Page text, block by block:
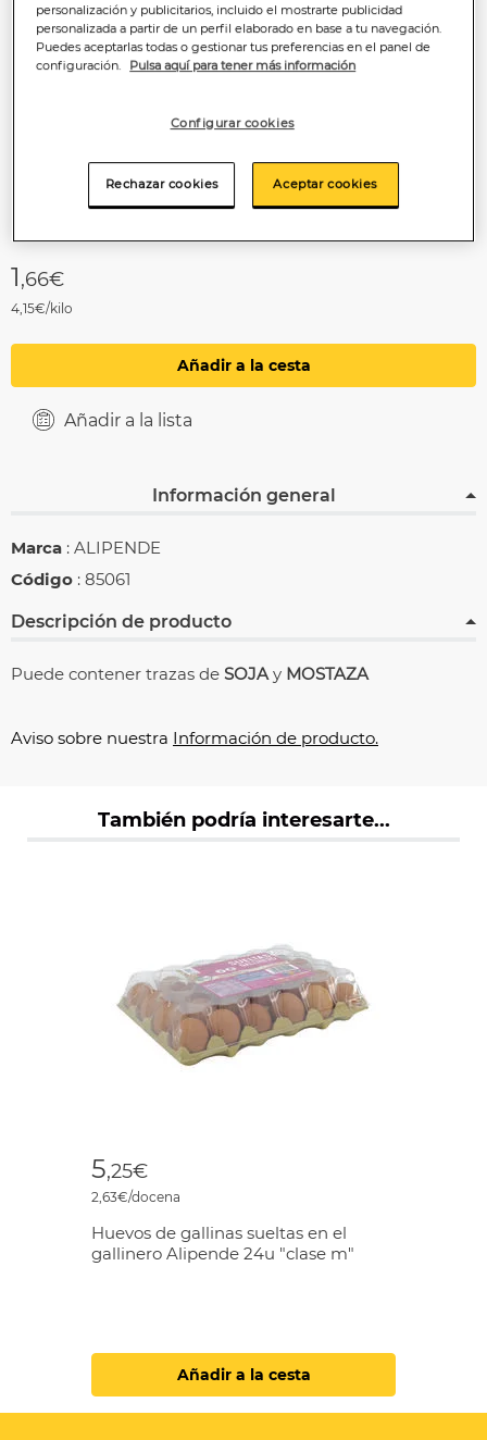
1,66€
4,15€/kilo
Añadir a la cesta
Añadir a la lista
Información general
Marca : ALIPENDE
Código : 85061
Descripción de producto
Puede contener trazas de SOJAy MOSTAZA
Aviso sobre nuestra Información de producto.
También podría interesarte...
5,25€
2,63€/docena
Huevos de gallinas sueltas en el
gallinero Alipende 24u "clase m"
Añadir a la cesta
personalización y publicitarios, incluido el mostrarte publicidad
personalizada a partir de un perfil elaborado en base a tu navegación.
Puedes aceptarlas todas o gestionar tus preferencias en el panel de
configuración.
Pulsa aquí para tener más información
Configurar cookies
Rechazar cookies Aceptar cookies